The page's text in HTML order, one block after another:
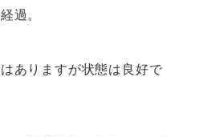
過。
ありますが状態は良好で